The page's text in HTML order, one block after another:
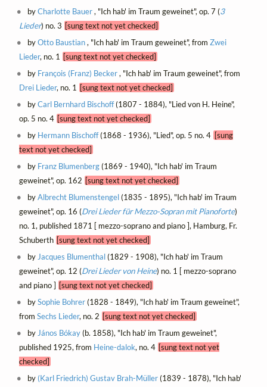
byCharlotte Bauer, "Ich hab' im Traum geweinet", op. 7 (3
Lieder) no. 3 [sung text not yet checked]
byOtto Baustian, "Ich hab' im Traum geweinet", fromZwei
Lieder, no. 1
[sung text not yet checked]
by François (Franz) Becker, "Ich hab' im Traum geweinet", from
Drei Lieder, no. 1
[sung text not yet checked]
byCarl Bernhard Bischoff(1807 - 1884), "Lied von H. Heine",
op. 5 no. 4 [sung text not yet checked]
by Hermann Bischoff(1868 - 1936), "Lied", op. 5 no. 4 [sung
text not yet checked]
by Franz Blumenberg(1869 - 1940), "Ich hab' im Traum
geweinet", op. 162 [sung text not yet checked]
byAlbrecht Blumenstengel(1835 - 1895), "Ich hab' im Traum
geweinet", op. 16 (Drei Lieder für Mezzo-Sopran mit Pianoforte)
no. 1, published 1871 [ mezzo-soprano and piano ], Hamburg, Fr.
Schuberth [sung text not yet checked]
byJacques Blumenthal(1829 - 1908), "Ich hab' im Traum
geweinet", op. 12 (Drei Lieder von Heine) no. 1 [ mezzo-soprano
and piano ] [sung text not yet checked]
bySophie Bohrer(1828 - 1849), "Ich hab' im Traum geweinet",
from Sechs Lieder, no. 2 [sung text not yet checked]
byJános Bókay(b. 1858), "Ich hab' im Traum geweinet",
published 1925, from Heine-dalok, no. 4 [sung text not yet
checked]
by (Karl Friedrich) Gustav Brah-Müller(1839 - 1878), "Ich hab'